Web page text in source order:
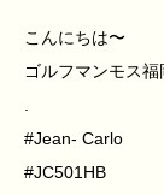
こんにちは〜
ゴルフマンモス
.
#Jean- Carlo
#JC501HB